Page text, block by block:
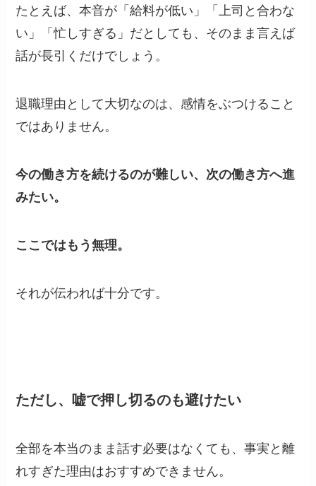
たとえば、本音が「給料が低い」「上司と合わな
い」「忙しすぎる」だとしても、そのまま言えば
話が長引くだけでしょう。
退職理由として大切なのは、感情をぶつけること
ではありません。
今の働き方を続けるのが難しい、次の働き方へ進
みたい。
ここではもう無理。
それが伝われば十分です。
ただし、嘘で押し切るのも避けたい
全部を本当のまま話す必要はなくても、事実と離
れすぎた理由はおすすめできません。